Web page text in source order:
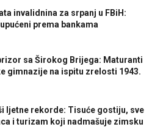
invalidnina za srpanj u FBiH:
prema bankama
sa Širokog Brijega: Maturanti
gimnazije na ispitu zrelosti 1943.
ljetne rekorde: Tisuće gostiju, sve
i turizam koji nadmašuje zimsku